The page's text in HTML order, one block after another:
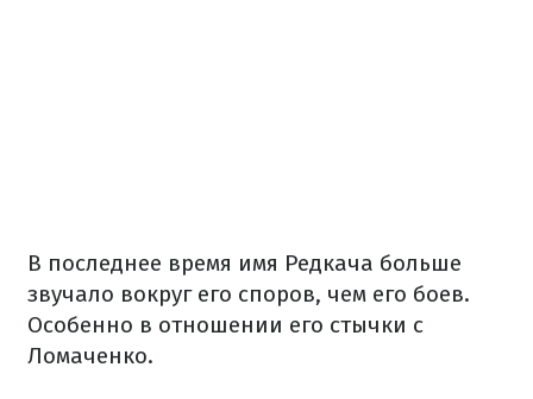
В последнее время имя Редкача больше
звучало вокруг его споров, чем его боев.
Особенно в отношении его стычки с
Ломаченко.